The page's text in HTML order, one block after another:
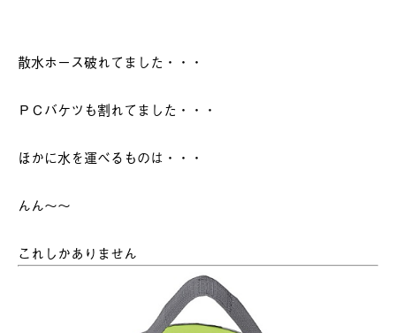
散水ホース破れてました・・・
ＰＣバケツも割れてました・・・
ほかに水を運べるものは・・・
んん～～
これしかありません